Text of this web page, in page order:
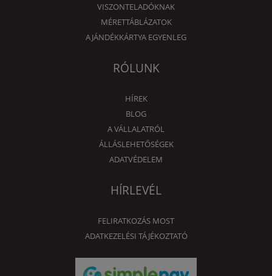
VISZONTELADÓKNAK
MÉRETTÁBLÁZATOK
AJÁNDÉKKÁRTYA EGYENLEG
RÓLUNK
HÍREK
BLOG
A VÁLLALATRÓL
ÁLLÁSLEHETŐSÉGEK
ADATVÉDELEM
HÍRLEVÉL
FELIRATKOZÁS MOST
ADATKEZELÉSI TÁJÉKOZTATÓ